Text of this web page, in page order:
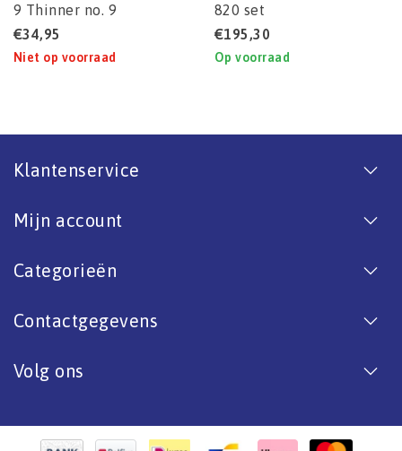
9 Thinner no. 9
€34,95
Niet op voorraad
820 set
€195,30
Op voorraad
Klantenservice
Mijn account
Categorieën
Contactgegevens
Volg ons